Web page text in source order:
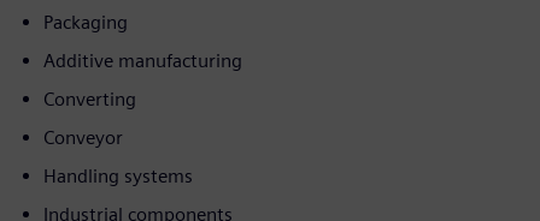
Packaging
Additive manufacturing
Converting
Conveyor
Handling systems
Industrial components